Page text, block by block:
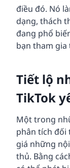
điều đó. Nó
dạng, thách
đang phổ
bạn tham
Tiết lộ
TikTok
Một trong
phân tích đối
giá những
thủ. Bằng